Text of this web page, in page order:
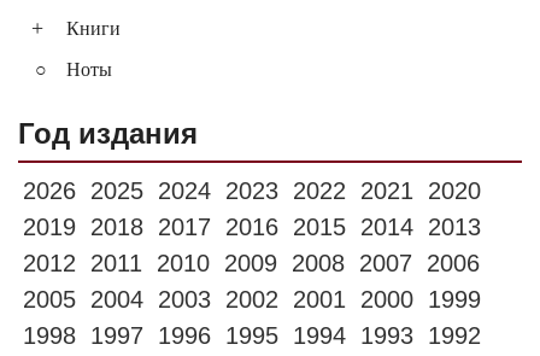
+
Книги
Ноты
Год издания
2026 2025 2024 2023 2022 2021
2020
2019 2018 2017 2016 2015 2014 2013
2012
2011 2010 2009 2008 2007 2006
2005 2004 2003 2002 2001 2000 1999
1998 1997 1996 1995 1994 1993 1992